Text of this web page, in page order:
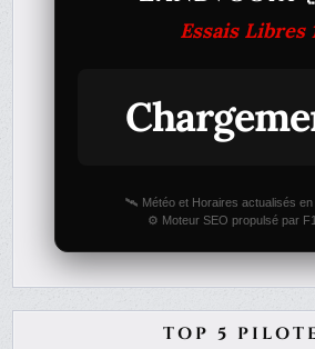
Essais Libres
🛰️ Météo et Horaires actualisés en
⚙️ Moteur SEO propulsé par
TOP 5